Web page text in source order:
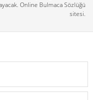
Online Bulmaca Sözlüğü
sitesi.